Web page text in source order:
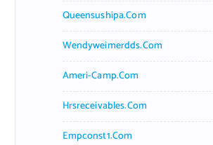
Queensushipa.com
Wendyweimerdds.com
Ameri-Camp.com
Hrsreceivables.com
Empconst1.com